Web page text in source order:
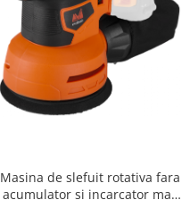
Masina de slefuit rotativa fara
acumulator si incarcator max